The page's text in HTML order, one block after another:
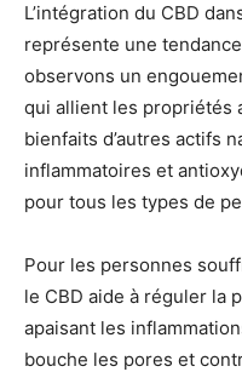
L’intégration du CBD
représente une
observons un
qui allient les propriétés
bienfaits d’autres actifs
inflammatoires et
pour tous les types de
Pour les personnes
le CBD aide à réguler la
apaisant les
bouche les pores et